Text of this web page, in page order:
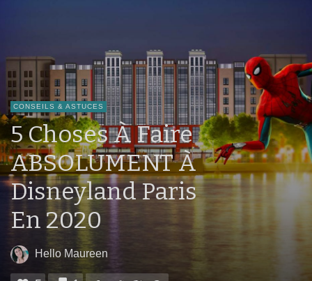
CONSEILS & ASTUCES
5 Choses À Faire
ABSOLUMENT À
Disneyland Paris
En 2020
Hello Maureen